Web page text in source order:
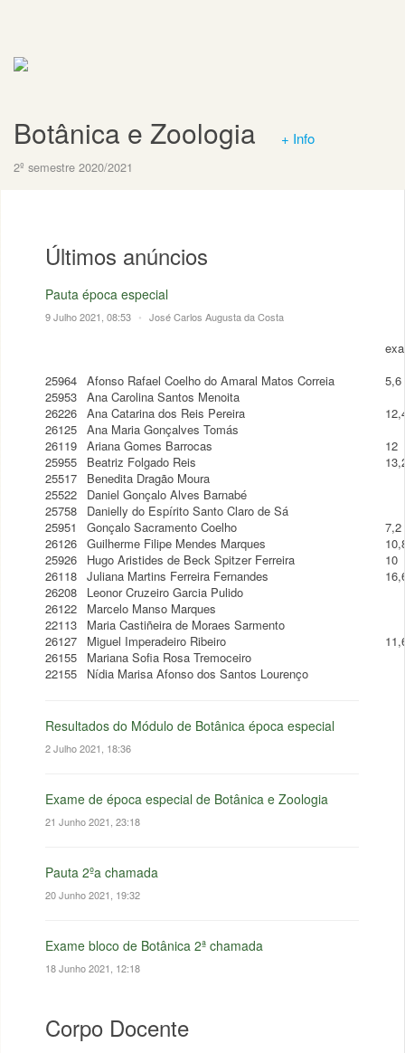
Botânica e Zoologia + Info
2º semestre 2020/2021
Últimos anúncios
Pauta época especial
9 Julho 2021, 08:53 • José Carlos Augusta da Costa
25964 Afonso Rafael Coelho do Amaral Matos Correia
5,6
25953 Ana Carolina Santos Menoita
26226 Ana Catarina dos Reis Pereira
26125 Ana Maria Gonçalves Tomás
26119 Ariana Gomes Barrocas
12
25955
Beatriz Folgado Reis
25517
Benedita Dragão Moura
25522
Daniel Gonçalo Alves Barnabé
25758
Danielly do Espírito Santo Claro de Sá
25951
Gonçalo Sacramento Coelho
7,2
26126 Guilherme Filipe Mendes Marques
25926
Hugo Aristides de Beck Spitzer Ferreira
10
26118 Juliana Martins Ferreira Fernandes
26208
Leonor Cruzeiro Garcia Pulido
26122
Marcelo Manso Marques
22113
Maria Castiñeira de Moraes Sarmento
26127
Miguel Imperadeiro Ribeiro
26155
Mariana Sofia Rosa Tremoceiro
22155
Nídia Marisa Afonso dos Santos Lourenço
Resultados do Módulo de Botânica época especial
2 Julho 2021, 18:36
Exame de época especial de Botânica e Zoologia
21 Junho 2021, 23:18
Pauta 2ºa chamada
20 Junho 2021, 19:32
Exame bloco de Botânica 2ª chamada
18 Junho 2021, 12:18
Corpo Docente